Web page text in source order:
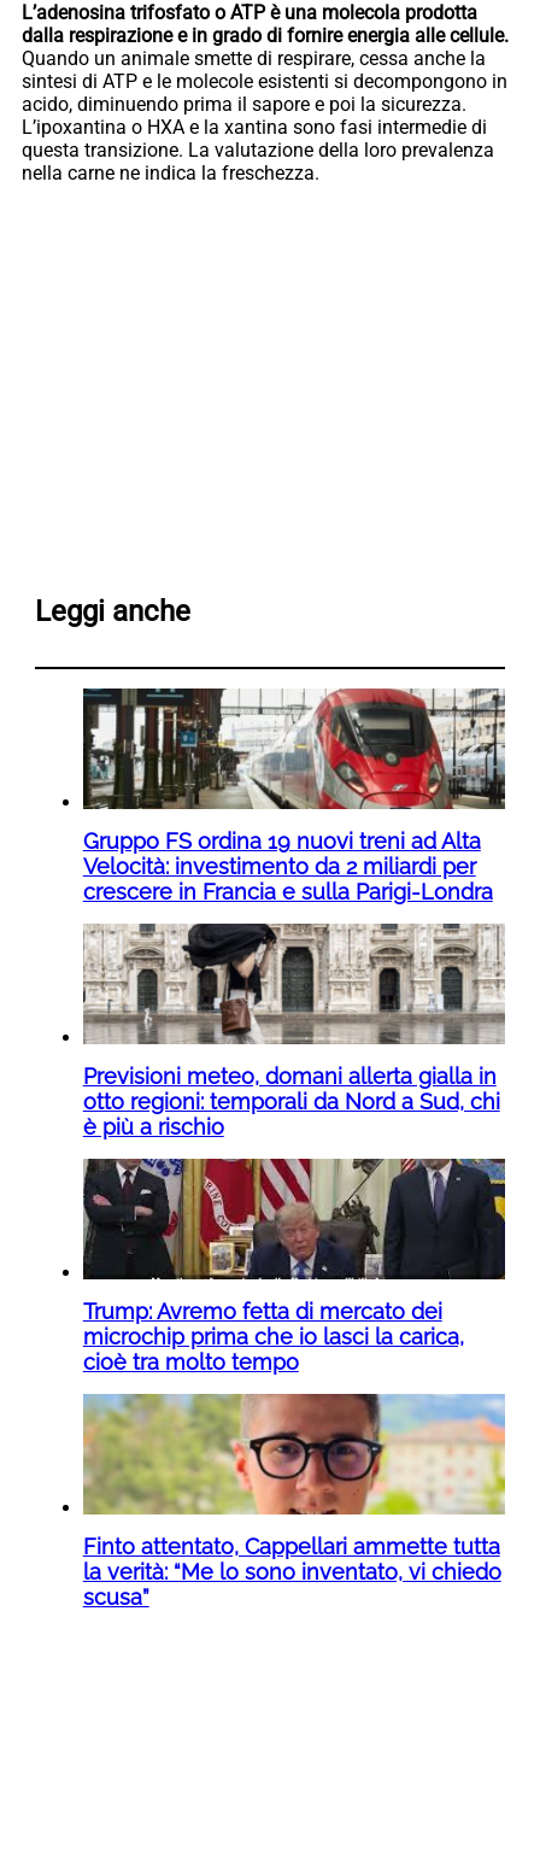
L’adenosina trifosfato o ATP è una molecola prodotta
dalla respirazione e in grado di fornire energia alle cellule.
Quando un animale smette di respirare, cessa anche la
sintesi di ATP e le molecole esistenti si decompongono in
acido, diminuendo prima il sapore e poi la sicurezza.
L’ipoxantina o HXA e la xantina sono fasi intermedie di
questa transizione. La valutazione della loro prevalenza
nella carne ne indica la freschezza.
Leggi anche
Gruppo FS ordina 19 nuovi treni ad Alta
Velocità: investimento da 2 miliardi per
crescere in Francia e sulla Parigi-Londra
Previsioni meteo, domani allerta gialla in
otto regioni: temporali da Nord a Sud, chi
è più a rischio
Trump: Avremo fetta di mercato dei
microchip prima che io lasci la carica,
cioè tra molto tempo
Finto attentato, Cappellari ammette tutta
la verità: “Me lo sono inventato, vi chiedo
scusa”